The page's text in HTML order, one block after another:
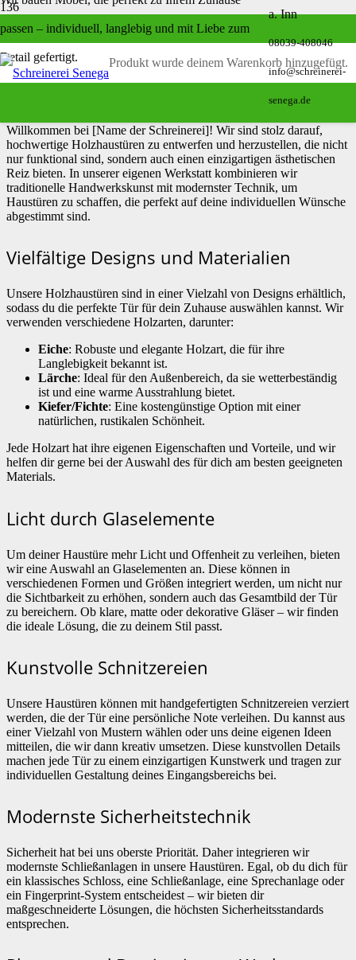
passen – individuell, langlebig und mit Liebe zum
Detail gefertigt.
a. Inn
08039-408046
info@schreinerei-
senega.de
Produkt wurde deinem Warenkorb hinzugefügt.
Holzhaustüren
Holzhaustüren – Individuelle
Meisterwerke für dein Zuhause
Willkommen bei [Name der Schreinerei]! Wir sind stolz darauf,
hochwertige Holzhaustüren zu entwerfen und herzustellen, die nicht
nur funktional sind, sondern auch einen einzigartigen ästhetischen
Reiz bieten. In unserer eigenen Werkstatt kombinieren wir
traditionelle Handwerkskunst mit modernster Technik, um
Haustüren zu schaffen, die perfekt auf deine individuellen Wünsche
abgestimmt sind.
Vielfältige Designs und Materialien
Unsere Holzhaustüren sind in einer Vielzahl von Designs erhältlich,
sodass du die perfekte Tür für dein Zuhause auswählen kannst. Wir
verwenden verschiedene Holzarten, darunter:
Eiche: Robuste und elegante Holzart, die für ihre
Langlebigkeit bekannt ist.
Lärche: Ideal für den Außenbereich, da sie wetterbeständig
ist und eine warme Ausstrahlung bietet.
Kiefer/Fichte: Eine kostengünstige Option mit einer
natürlichen, rustikalen Schönheit.
Jede Holzart hat ihre eigenen Eigenschaften und Vorteile, und wir
helfen dir gerne bei der Auswahl des für dich am besten geeigneten
Materials.
Licht durch Glaselemente
Um deiner Haustüre mehr Licht und Offenheit zu verleihen, bieten
wir eine Auswahl an Glaselementen an. Diese können in
verschiedenen Formen und Größen integriert werden, um nicht nur
die Sichtbarkeit zu erhöhen, sondern auch das Gesamtbild der Tür
zu bereichern. Ob klare, matte oder dekorative Gläser – wir finden
die ideale Lösung, die zu deinem Stil passt.
Kunstvolle Schnitzereien
Unsere Haustüren können mit handgefertigten Schnitzereien verziert
werden, die der Tür eine persönliche Note verleihen. Du kannst aus
einer Vielzahl von Mustern wählen oder uns deine eigenen Ideen
mitteilen, die wir dann kreativ umsetzen. Diese kunstvollen Details
machen jede Tür zu einem einzigartigen Kunstwerk und tragen zur
individuellen Gestaltung deines Eingangsbereichs bei.
Modernste Sicherheitstechnik
Sicherheit hat bei uns oberste Priorität. Daher integrieren wir
modernste Schließanlagen in unsere Haustüren. Egal, ob du dich für
ein klassisches Schloss, eine Schließanlage, eine Sprechanlage oder
ein Fingerprint-System entscheidest – wir bieten dir
maßgeschneiderte Lösungen, die höchsten Sicherheitsstandards
entsprechen.